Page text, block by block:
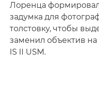
Лоренца
задумка для
толстовку, чтобы
заменил объектив
IS II USM.